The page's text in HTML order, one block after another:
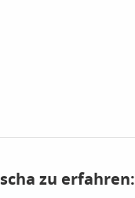
zu erfahren: